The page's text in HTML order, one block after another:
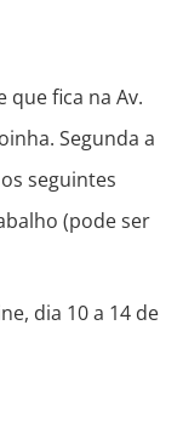
que fica na Av.
Segunda a
seguintes
(pode ser
dia 10 a 14 de